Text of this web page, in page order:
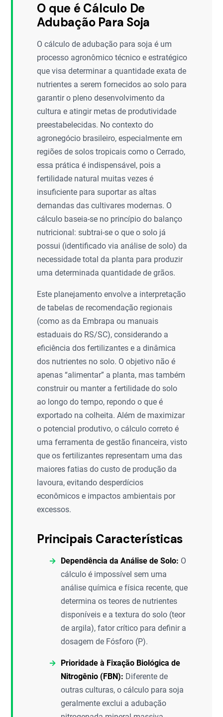
O que é Cálculo De
Adubação Para Soja
O cálculo de adubação para soja é um
processo agronômico técnico e estratégico
que visa determinar a quantidade exata de
nutrientes a serem fornecidos ao solo para
garantir o pleno desenvolvimento da
cultura e atingir metas de produtividade
preestabelecidas. No contexto do
agronegócio brasileiro, especialmente em
regiões de solos tropicais como o Cerrado,
essa prática é indispensável, pois a
fertilidade natural muitas vezes é
insuficiente para suportar as altas
demandas das cultivares modernas. O
cálculo baseia-se no princípio do balanço
nutricional: subtrai-se o que o solo já
possui (identificado via análise de solo) da
necessidade total da planta para produzir
uma determinada quantidade de grãos.
Este planejamento envolve a interpretação
de tabelas de recomendação regionais
(como as da Embrapa ou manuais
estaduais do RS/SC), considerando a
eficiência dos fertilizantes e a dinâmica
dos nutrientes no solo. O objetivo não é
apenas “alimentar” a planta, mas também
construir ou manter a fertilidade do solo
ao longo do tempo, repondo o que é
exportado na colheita. Além de maximizar
o potencial produtivo, o cálculo correto é
uma ferramenta de gestão financeira, visto
que os fertilizantes representam uma das
maiores fatias do custo de produção da
lavoura, evitando desperdícios
econômicos e impactos ambientais por
excessos.
Principais Características
Dependência da Análise de Solo: O
cálculo é impossível sem uma
análise química e física recente, que
determina os teores de nutrientes
disponíveis e a textura do solo (teor
de argila), fator crítico para definir a
dosagem de Fósforo (P).
Prioridade à Fixação Biológica de
Nitrogênio (FBN): Diferente de
outras culturas, o cálculo para soja
geralmente exclui a adubação